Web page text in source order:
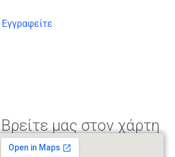
Εγγραφείτε
Βρείτε μας στον χάρτη